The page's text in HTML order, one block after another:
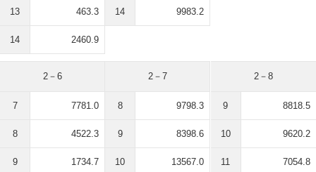
13 463.3
14 2460.9
14 9983.2
2－6
7 7781.0
8 4522.3
9 1734.7
2－7
8 9798.3
9 8398.6
10 13567.0
2－8
9 8818.5
10 9620.2
11 7054.8